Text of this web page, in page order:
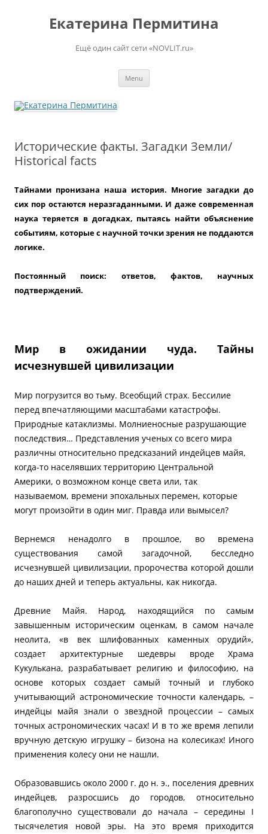
Екатерина Пермитина
Ещё один сайт сети «NOVLIT.ru»
Menu
Исторические факты. Загадки Земли/
Historical facts
Тайнами пронизана наша история. Многие загадки до
сих пор остаются неразгаданными. И даже современная
наука теряется в догадках, пытаясь найти объяснение
событиям, которые с научной точки зрения не поддаются
логике.
Постоянный поиск: ответов, фактов, научных
подтверждений.
Мир в ожидании чуда. Тайны
исчезнувшей цивилизации
Мир погрузится во тьму. Всеобщий страх. Бессилие
перед впечатляющими масштабами катастрофы.
Природные катаклизмы. Молниеносные разрушающие
последствия… Представления ученых со всего мира
различны относительно предсказаний индейцев майя,
когда-то населявших территорию Центральной
Америки, о возможном конце света или, так
называемом, времени эпохальных перемен, которые
могут произойти в один миг. Правда или вымысел?
Вернемся ненадолго в прошлое, во времена
существования самой загадочной, бесследно
исчезнувшей цивилизации, пророчества которой дошли
до наших дней и теперь актуальны, как никогда.
Древние Майя. Народ, находящийся по самым
завышенным историческим оценкам, в самом начале
неолита, «в век шлифованных каменных орудий»,
создает архитектурные шедевры вроде Храма
Кукулькана, разрабатывает религию и философию, на
основе которых создает самый точный и глубоко
учитывающий астрономические точности календарь, –
индейцы майя знали о звездной процессии – самых
точных астрономических часах! И в то же время лепили
вручную детскую игрушку – бизона на колесиках! Иного
применения колесу они не нашли.
Образовавшись около 2000 г. до н. э., поселения древних
индейцев, разросшись до городов, относительно
благополучно существовали до начала – середины I
тысячелетия новой эры. На это время приходится